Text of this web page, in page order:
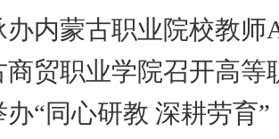
办内蒙古职业院校教师
商贸职业学院召开高等
办“同心研教 深耕劳育”